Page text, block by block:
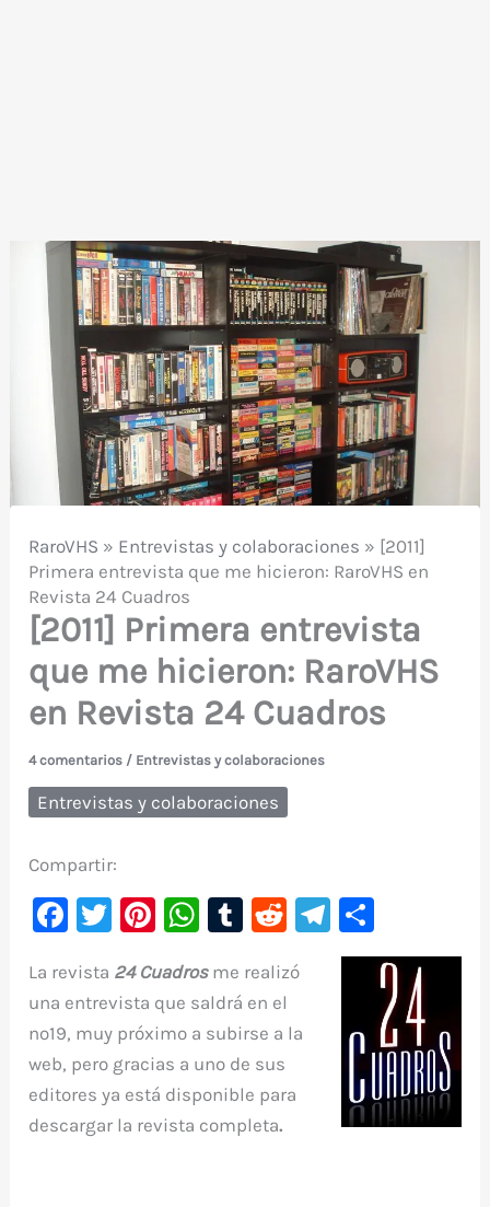
RaroVHS » Entrevistas y colaboraciones » [2011]
Primera entrevista que me hicieron: RaroVHS en
Revista 24 Cuadros
[2011] Primera entrevista
que me hicieron: RaroVHS
en Revista 24 Cuadros
4 comentarios / Entrevistas y colaboraciones
Entrevistas y colaboraciones
Compartir:
F
c
e
b
o
o
T
it
te
r
Pi
er
e
st
W
at
s
A
p
p
T
m
bl
r
R
d
di
Te
le
m
o
m
p
ar
ti
r
La revista 24 Cuadrosme realizó
una entrevista que saldrá en el
nº19, muy próximo a subirse a la
web, pero gracias a uno de sus
editores ya está disponible para
descargar la revista completa.